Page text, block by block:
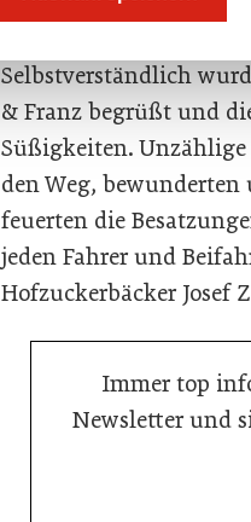
stattete Bad Ischl wie
Selbstverständlich
& Franz begrüßt und
Süßigkeiten.
den Weg,
feuerten die
jeden Fahrer und
Hofzuckerbäcker Josef
Immer top
Newsletter und